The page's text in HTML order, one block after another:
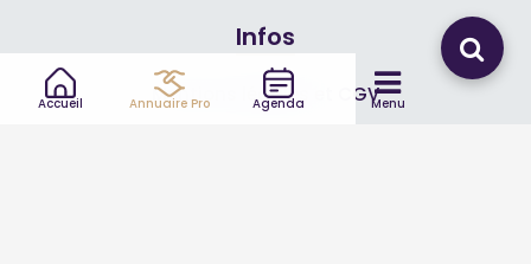
Accueil Annuaire Pro Agenda Menu
Infos
Mentions légales et CGV